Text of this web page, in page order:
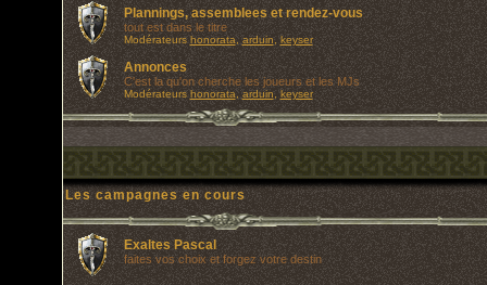
Plannings, assemblees et rendez-vous
tout est dans le titre
Modérateurs honorata ,arduin ,keyser
Annonces
C'est la qu'on cherche les joueurs et les MJs
Modérateurs honorata ,arduin ,keyser
Les campagnes en cours
Exaltes Pascal
faites vos choix et forgez votre destin